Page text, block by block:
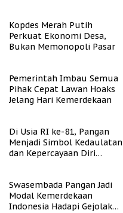
Kopdes Merah Putih
Perkuat Ekonomi Desa,
Bukan Memonopoli Pasar
Pemerintah Imbau Semua
Pihak Cepat Lawan Hoaks
Jelang Hari Kemerdekaan
Di Usia RI ke-81, Pangan
Menjadi Simbol Kedaulatan
dan Kepercayaan Diri
Swasembada Pangan Jadi
Modal Kemerdekaan
Indonesia Hadapi Gejolak